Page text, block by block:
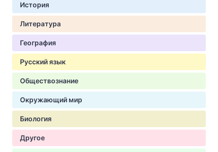
История
Литература
География
Русский язык
Обществознание
Окружающий мир
Биология
Другое